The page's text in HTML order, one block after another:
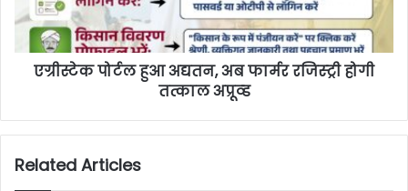
एग्रीस्टेक पोर्टल हुआ अद्यतन, अब फार्मर रजिस्ट्री होगी
तत्काल अप्रूव्ड
Related Articles